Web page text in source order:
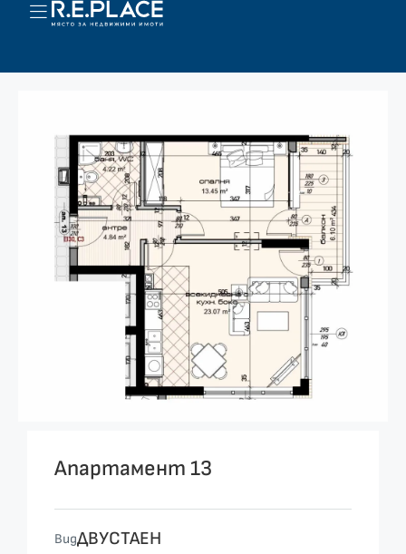
Апартамент 13
ВидДВУСТАЕН